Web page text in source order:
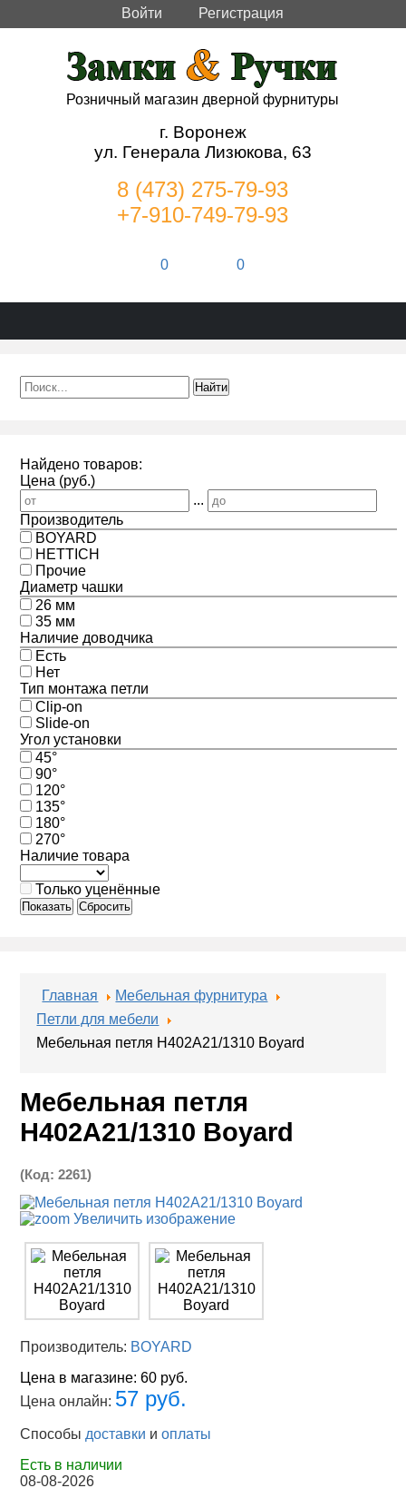
Войти Регистрация
Розничный магазин дверной фурнитуры
г. Воронеж
ул. Генерала Лизюкова, 63
8 (473) 275-79-93
+7-910-749-79-93
0 0
Найдено товаров:
Цена (руб.)
...
Производитель
BOYARD
HETTICH
Прочие
Диаметр чашки
26 мм
35 мм
Наличие доводчика
Есть
Нет
Тип монтажа петли
Clip-on
Slide-on
Угол установки
45°
90°
120°
135°
180°
270°
Наличие товара
Только уценённые
Показать Сбросить
Главная
Мебельная фурнитура
Петли для мебели
Мебельная петля H402A21/1310 Boyard
Мебельная петля
H402A21/1310 Boyard
(Код:2261)
Увеличить изображение
Производитель: BOYARD
Цена в магазине:60 руб.
Цена онлайн: 57 руб.
Способы доставки иоплаты
Есть в наличии
08-08-2026